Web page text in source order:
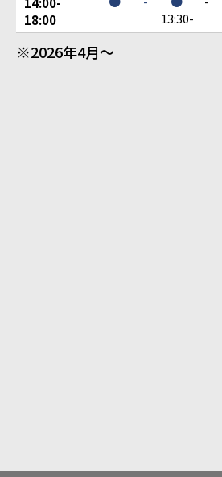
18:00
13:30-
※2026年4月～